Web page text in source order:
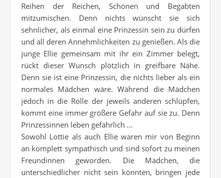
Reihen der Reichen, Schönen und Begabten
mitzumischen. Denn nichts wünscht sie sich
sehnlicher, als einmal eine Prinzessin sein zu dürfen
und all deren Annehmlichkeiten zu genießen. Als die
junge Ellie gemeinsam mit ihr ein Zimmer belegt,
rückt dieser Wunsch plötzlich in greifbare Nähe.
Denn sie ist eine Prinzessin, die nichts lieber als ein
normales Mädchen wäre. Während die Mädchen
jedoch in die Rolle der jeweils anderen schlüpfen,
kommt eine immer größere Gefahr auf sie zu. Denn
Prinzessinnen leben gefährlich …
Sowohl Lottie als auch Ellie waren mir von Beginn
an komplett sympathisch und sind sofort zu meinen
Freundinnen geworden. Die Mädchen, die
unterschiedlicher nicht sein könnten, bringen jede